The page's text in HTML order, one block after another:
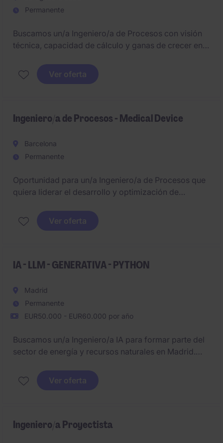
Permanente
Buscamos un/a Ingeniero/a de Procesos con visión
técnica, capacidad de cálculo y ganas de crecer en
Ver oferta
Ingeniero/a de Procesos - Medical Device
Barcelona
Permanente
Oportunidad para un/a Ingeniero/a de Procesos que
quiera liderar el desarrollo y optimización de
altamente tecnológico. Rol estratégico para impulsar
la eficiencia, la calidad y la estandarización dentro
Ver oferta
IA - LLM - GENERATIVA - PYTHON
Madrid
Permanente
EUR50.000 - EUR60.000 por año
Buscamos un/a Ingeniero/a IA para formar parte del
sector de energía y recursos naturales en Madrid.
soluciones tecnológicas avanzadas basadas en
inteligencia artificial.
Ver oferta
Ingeniero/a Proyectista